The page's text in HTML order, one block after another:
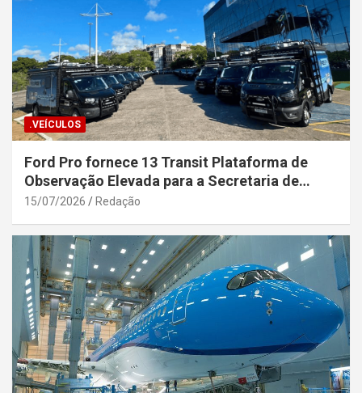
.VEÍCULOS
Ford Pro fornece 13 Transit Plataforma de
Observação Elevada para a Secretaria de
Segurança Pública da Bahia
15/07/2026 Redação